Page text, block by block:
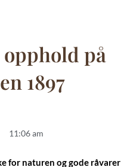
på
1897
11:06 am
for naturen og gode råvarer